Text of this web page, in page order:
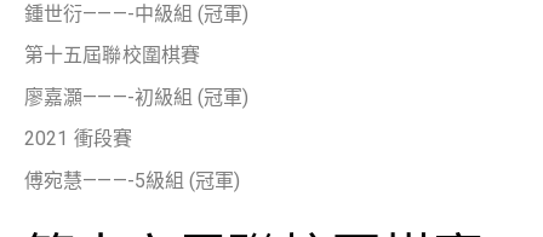
鍾世衍———-中級組 (冠軍)
第十五屆聯校圍棋賽
廖嘉灝———-初級組 (冠軍)
2021 衝段賽
傅宛慧———-5級組 (冠軍)